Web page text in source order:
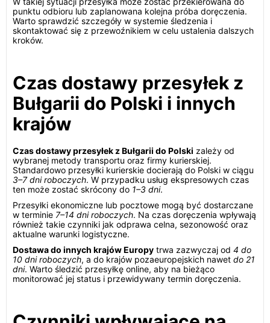
punktu odbioru lub zaplanowana kolejna próba doręczenia.
Warto sprawdzić szczegóły w systemie śledzenia i
skontaktować się z przewoźnikiem w celu ustalenia dalszych
kroków.
Czas dostawy przesyłek z
Bułgarii do Polski i innych
krajów
Czas dostawy przesyłek z Bułgarii do Polski zależy od
wybranej metody transportu oraz firmy kurierskiej.
Standardowo przesyłki kurierskie docierają do Polski w ciągu
3–7 dni roboczych. W przypadku usług ekspresowych czas
ten może zostać skrócony do 1–3 dni.
Przesyłki ekonomiczne lub pocztowe mogą być dostarczane
w terminie 7–14 dni roboczych. Na czas doręczenia wpływają
również takie czynniki jak odprawa celna, sezonowość oraz
aktualne warunki logistyczne.
Dostawa do innych krajów Europy trwa zazwyczaj od 4 do
10 dni roboczych, a do krajów pozaeuropejskich nawet do 21
dni. Warto śledzić przesyłkę online, aby na bieżąco
monitorować jej status i przewidywany termin doręczenia.